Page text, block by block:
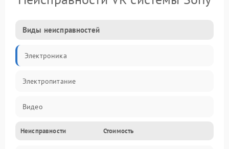
Виды неисправностей
Электроника
Электропитание
Видео
ПО
Неисправности Стоимость